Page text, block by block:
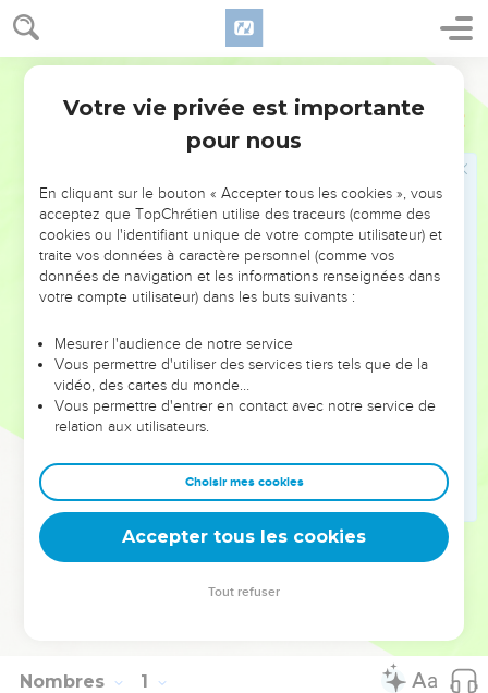
Nombres Introduction
végétation était autrefois plus dense qu’aujourd’hui. Israël
repart ainsi vers le sud et suit un itinéraire aujourd’hui
difficile à jalonner, plus de la moitié des noms de lieux
n’ayant pu être identifiés ; celui-ci est résumé au chapitre
plaines de Moab, à l’est de la mer Morte, sur les préparatifs
de la conquête de Canaan.
L’auteur n’omet pas de raconter les crises et les révoltes,
souvent tragiques, qui ont caractérisé le séjour d’Israël au
désert : jalousie de Miryam et d’Aaron (ch. 12), crainte et
Aaron (ch.16 à 18), murmures (ch. 20), idolâtrie et immoralité
(ch. 25). Le Nouveau Testament nous encourage à nous
laisser instruire par ces événements : « Tous ces faits nous
servent d’exemples pour nous avertir de ne pas tolérer en
succombé » (1 Co 10.6). Mais il rappelle aussi que, comme il
l’a été pour Israël dans le désert, « Dieu est fidèle » (1 Co
10.13).
permission. All rights reserved worldwide.
Nombres 1
Votre vie privée est importante
pour nous
En cliquant sur le bouton « Accepter tous les cookies », vous
acceptez que TopChrétien utilise des traceurs (comme des
cookies ou l'identifiant unique de votre compte utilisateur) et
traite vos données à caractère personnel (comme vos
données de navigation et les informations renseignées dans
votre compte utilisateur) dans les buts suivants :
Mesurer l'audience de notre service
Vous permettre d'utiliser des services tiers tels que de la
vidéo, des cartes du monde…
Vous permettre d'entrer en contact avec notre service de
relation aux utilisateurs.
Choisir mes cookies
Accepter tous les cookies
Tout refuser